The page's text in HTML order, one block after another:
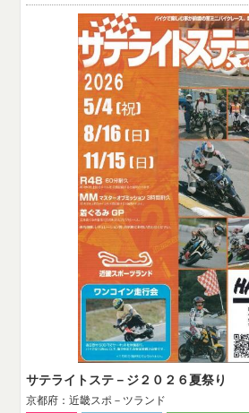
サテライトステ－ジ２０２６夏祭り
京都府：近畿スポ－ツランド